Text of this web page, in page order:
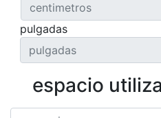
pulgadas
espacio